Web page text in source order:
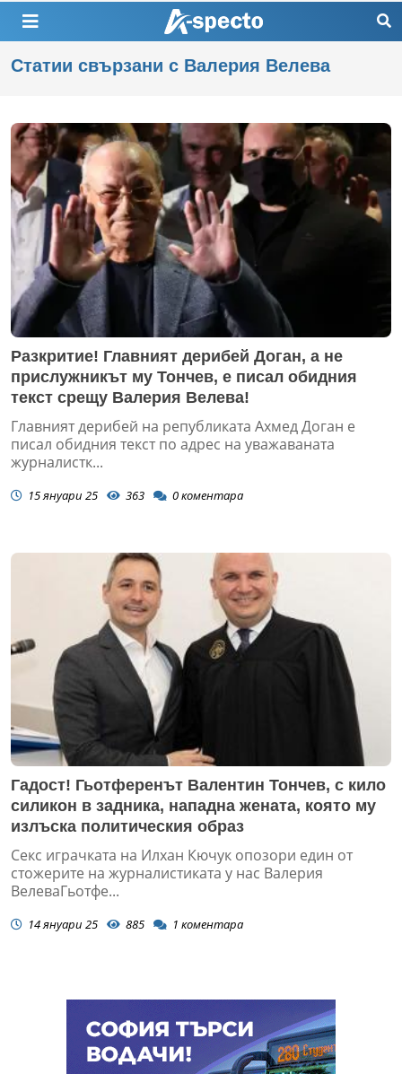
Статии свързани с Валерия Велева
Разкритие! Главният дерибей Доган, а не
прислужникът му Тончев, е писал обидния
текст срещу Валерия Велева!
Главният дерибей на републиката Ахмед Доган е
писал обидния текст по адрес на уважаваната
журналистк...
15 януари 25 363 0коментара
Гадост! Гьотференът Валентин Тончев, с кило
силикон в задника, нападна жената, която му
излъска политическия образ
Секс играчката на Илхан Кючук опозори един от
стожерите на журналистиката у нас Валерия
ВелеваГьотфе...
14 януари 25 885 1 коментара